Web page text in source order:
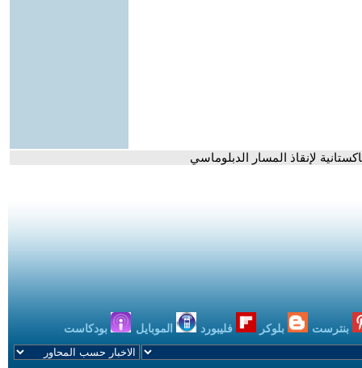
لإنقاذ المسار الدبلوماسي
بنترست بلوكر فليبورد الموبايل بودكاست